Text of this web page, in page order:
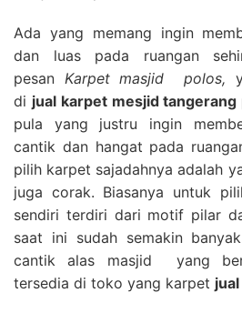
Ada yang memang ingin
dan luas pada ruangan
pesan Karpet masjid polos,
di jual karpet mesjid tangerang
pula yang justru ingin
cantik dan hangat pada
pilih karpet sajadahnya adalah
juga corak. Biasanya untuk
sendiri terdiri dari motif pilar
saat ini sudah semakin
cantik alas masjid yang
tersedia di toko yang karpet